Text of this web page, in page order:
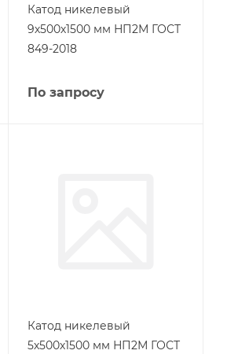
Катод никелевый
9х500х1500 мм НП2М ГОСТ
849-2018
По запросу
Катод никелевый
5х500х1500 мм НП2М ГОСТ